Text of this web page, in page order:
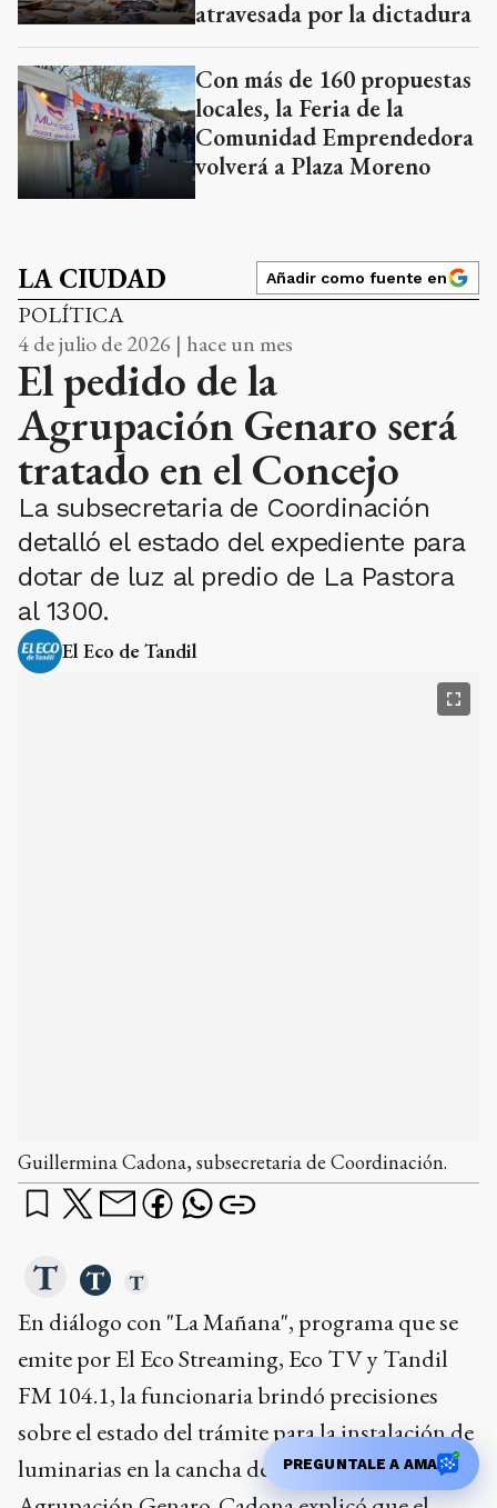
Con más de 160 propuestas
locales, la Feria de la
Comunidad Emprendedora
volverá a Plaza Moreno
POLÍTICA
4 de julio de 2026 | hace un mes
El pedido de la
Agrupación Genaro será
tratado en el Concejo
La subsecretaria de Coordinación
detalló el estado del expediente para
dotar de luz al predio de La Pastora
al 1300.
El Eco de Tandil
En diálogo con "La Mañana", programa que se
emite por El Eco Streaming, Eco TV y Tandil
FM 104.1, la funcionaria brindó precisiones
sobre el estado del trámite para la instalación de
luminarias en la cancha de fútbol de la
Agrupación Genaro. Cadona explicó que el
proceso administrativo se inició el 31 de marzo,
PREGUNTALE A AMA